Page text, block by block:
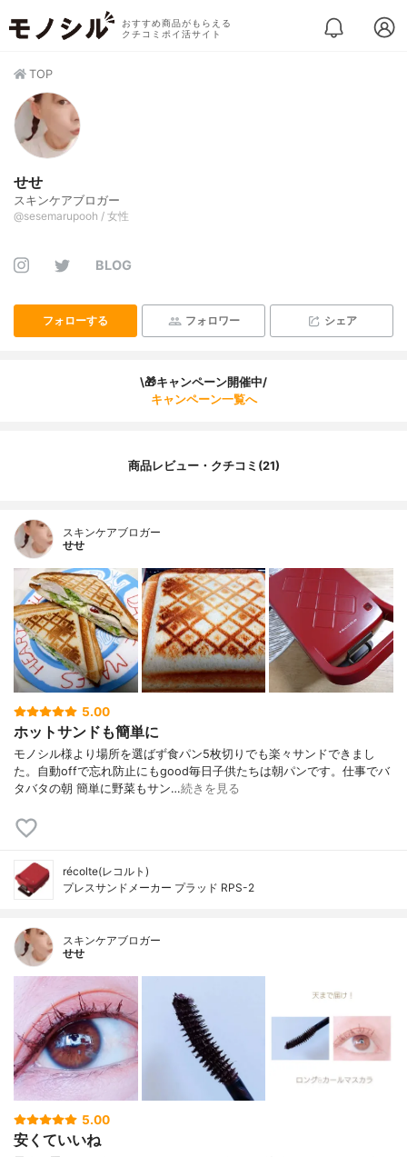
おすすめ商品がもらえる
クチコミポイ活サイト
TOP
せせ
スキンケアブロガー
@sesemarupooh / 女性
BLOG
フォローする フォロワー シェア
\🎁キャンペーン開催中/
キャンペーン一覧へ
商品レビュー・クチコミ(21)
スキンケアブロガー
せせ
5.00
ホットサンドも簡単に
モノシル様より場所を選ばず食パン5枚切りでも楽々サンドできまし
た。自動offで忘れ防止にもgood毎日子供たちは朝パンです。仕事でバ
タバタの朝 簡単に野菜もサン…続きを見る
récolte(レコルト)
プレスサンドメーカー プラッド RPS-2
スキンケアブロガー
せせ
5.00
安くていいね